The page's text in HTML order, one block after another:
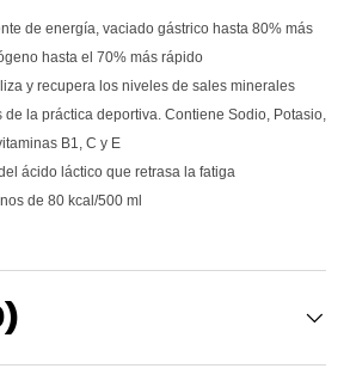
de energía, vaciado gástrico hasta 80% más
hasta el 70% más rápido
y recupera los niveles de sales minerales
de la práctica deportiva. Contiene Sodio, Potasio,
B1, C y E
ácido láctico que retrasa la fatiga
de 80 kcal/500 ml